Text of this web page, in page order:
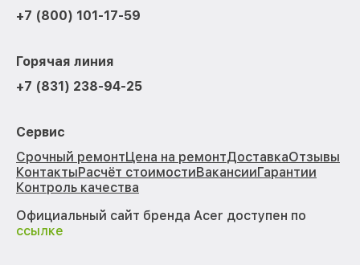
+7 (800) 101-17-59
Горячая линия
+7 (831) 238-94-25
Сервис
Срочный ремонтЦена на ремонтДоставкаОтзывы
КонтактыРасчёт стоимостиВакансииГарантии
Контроль качества
Официальный сайт бренда Acer доступен по
ссылке